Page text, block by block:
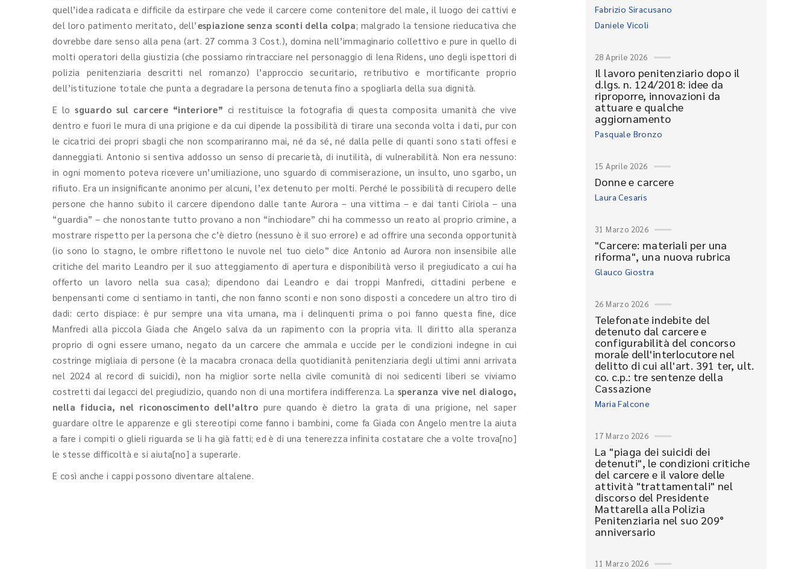
quell’idea radicata e difficile da estirpare che vede il carcere come contenitore del male, il luogo dei cattivi e
del loro patimento meritato, dell’espiazione senza sconti della colpa; malgrado la tensione rieducativa che
dovrebbe dare senso alla pena (art. 27 comma 3 Cost.), domina nell’immaginario collettivo e pure in quello di
molti operatori della giustizia (che possiamo rintracciare nel personaggio di Iena Ridens, uno degli ispettori di
polizia penitenziaria descritti nel romanzo) l’approccio securitario, retributivo e mortificante proprio
dell’istituzione totale che punta a degradare la persona detenuta fino a spogliarla della sua dignità.
E losguardo sul carcere “interiore” ci restituisce la fotografia di questa composita umanità che vive
dentro e fuori le mura di una prigione e da cui dipende la possibilità di tirare una seconda volta i dati, pur con
le cicatrici dei propri sbagli che non scompariranno mai, né da sé, né dalla pelle di quanti sono stati offesi e
danneggiati. Antonio si sentiva addosso un senso di precarietà, di inutilità, di vulnerabilità. Non era nessuno:
in ogni momento poteva ricevere un’umiliazione, uno sguardo di commiserazione, un insulto, uno sgarbo, un
rifiuto. Era un insignificante anonimo per alcuni, l’ex detenuto per molti. Perché le possibilità di recupero delle
persone che hanno subito il carcere dipendono dalle tante Aurora – una vittima – e dai tanti Ciriola – una
“guardia” – che nonostante tutto provano a non “inchiodare” chi ha commesso un reato al proprio crimine, a
mostrare rispetto per la persona che c’è dietro (nessuno è il suo errore) e ad offrire una seconda opportunità
(io sono lo stagno, le ombre riflettono le nuvole nel tuo cielo” dice Antonio ad Aurora non insensibile alle
critiche del marito Leandro per il suo atteggiamento di apertura e disponibilità verso il pregiudicato a cui ha
offerto un lavoro nella sua casa); dipendono dai Leandro e dai troppi Manfredi, cittadini perbene e
benpensanti come ci sentiamo in tanti, che non fanno sconti e non sono disposti a concedere un altro tiro di
dadi: certo dispiace: è pur sempre una vita umana, ma i delinquenti prima o poi fanno questa fine, dice
Manfredi alla piccola Giada che Angelo salva da un rapimento con la propria vita. Il diritto alla speranza
proprio di ogni essere umano, negato da un carcere che ammala e uccide per le condizioni indegne in cui
costringe migliaia di persone (è la macabra cronaca della quotidianità penitenziaria degli ultimi anni arrivata
nel 2024 al record di suicidi), non ha miglior sorte nella civile comunità di noi sedicenti liberi se viviamo
costretti dai legacci del pregiudizio, quando non di una mortifera indifferenza. La speranza vive nel dialogo,
nella fiducia, nel riconoscimento dell’altro pure quando è dietro la grata di una prigione, nel saper
guardare oltre le apparenze e gli stereotipi come fanno i bambini, come fa Giada con Angelo mentre la aiuta
a fare i compiti o glieli riguarda se li ha già fatti; ed è di una tenerezza infinita costatare che a volte trova[no]
le stesse difficoltà e si aiuta[no] a superarle.
E così anche i cappi possono diventare altalene.
Fabrizio Siracusano
Daniele Vicoli
28 Aprile 2026
Il lavoro penitenziario dopo il
d.lgs. n. 124/2018: idee da
riproporre, innovazioni da
attuare e qualche
aggiornamento
Pasquale Bronzo
15 Aprile 2026
Donne e carcere
Laura Cesaris
31 Marzo 2026
"Carcere: materiali per una
riforma", una nuova rubrica
Glauco Giostra
26 Marzo 2026
Telefonate indebite del
detenuto dal carcere e
configurabilità del concorso
morale dell'interlocutore nel
delitto di cui all'art. 391 ter, ult.
co. c.p.: tre sentenze della
Cassazione
Maria Falcone
17 Marzo 2026
La "piaga dei suicidi dei
detenuti", le condizioni critiche
del carcere e il valore delle
attività "trattamentali" nel
discorso del Presidente
Mattarella alla Polizia
Penitenziaria nel suo 209°
anniversario
11 Marzo 2026